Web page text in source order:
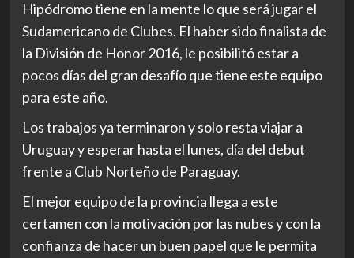
Hipódromo tiene en la mente lo que será jugar el
Sudamericano de Clubes. El haber sido finalista de
la División de Honor 2016, le posibilitó estar a
pocos días del gran desafío que tiene este equipo
para este año.
Los trabajos ya terminaron y solo resta viajar a
Uruguay y esperar hasta el lunes, día del debut
frente a Club Norteño de Paraguay.
El mejor equipo de la provincia llega a este
certamen con la motivación por las nubes y con la
confianza de hacer un buen papel que le permita